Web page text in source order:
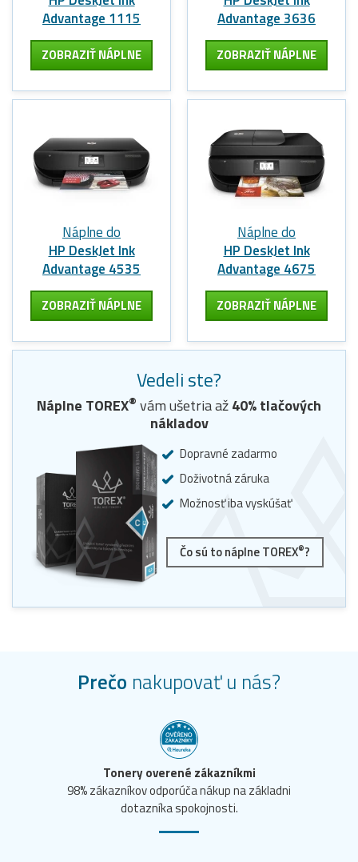
Advantage 1115
ZOBRAZIŤ NÁPLNE
Advantage 3636
ZOBRAZIŤ NÁPLNE
Náplne do
HP DeskJet Ink
Advantage 4535
ZOBRAZIŤ NÁPLNE
Náplne do
HP DeskJet Ink
Advantage 4675
ZOBRAZIŤ NÁPLNE
Vedeli ste?
Náplne TOREX® vám ušetria až40% tlačových
nákladov
Dopravné zadarmo
Doživotná záruka
Možnosť iba vyskúšať
Čo sú to náplne TOREX®?
Prečo nakupovať u nás?
Tonery overené zákazníkmi
98% zákazníkov odporúča nákup na základni
dotazníka spokojnosti.